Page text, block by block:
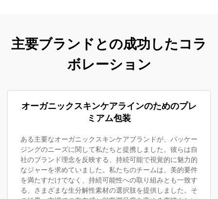
主要ブランドとの成功したコラ
ボレーション
オーガニックスキンケアラインのためのプレ
ミアム包装
ある主要なオーガニックスキンケアブランドが、パッケー
ジングのニーズに関して私たちと提携しました。彼らは自
社のブランド理念を反映する、持続可能で視覚的に魅力的
なジャーを求めていました。私たちのチームは、美的要件
を満たすだけでなく、持続可能性への取り組みとも一致す
る、さまざまな生分解性素材の選択肢を提供しました。そ